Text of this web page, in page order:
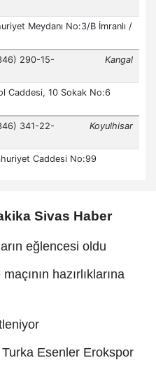
Sivas Haber
eğlencesi oldu
hazırlıklarına
Esenler Erokspor